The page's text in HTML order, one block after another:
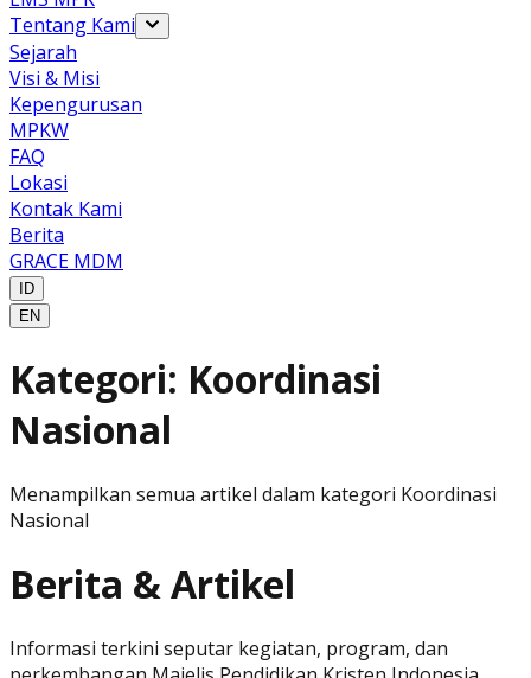
Tentang Kami
Sejarah
Visi & Misi
Kepengurusan
MPKW
FAQ
Lokasi
Kontak Kami
Berita
GRACE MDM
ID
EN
Kategori: Koordinasi
Nasional
Menampilkan semua artikel dalam kategori Koordinasi
Nasional
Berita & Artikel
Informasi terkini seputar kegiatan, program, dan